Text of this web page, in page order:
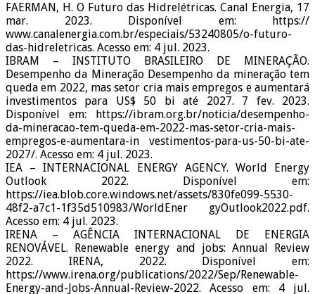
FAERMAN, H. O Futuro das Hidrelétricas. Canal Energia, 17
mar. 2023. Disponível em: https://
www.canalenergia.com.br/especiais/53240805/o-futuro-
das-hidreletricas. Acesso em: 4 jul. 2023.
IBRAM – INSTITUTO BRASILEIRO DE MINERAÇÃO.
Desempenho da Mineração Desempenho da mineração tem
queda em 2022, mas setor cria mais empregos e aumentará
investimentos para US$ 50 bi até 2027. 7 fev. 2023.
Disponível em: https://ibram.org.br/noticia/desempenho-
da-mineracao-tem-queda-em-2022-mas-setor-cria-mais-
empregos-e-aumentara-in vestimentos-para-us-50-bi-ate-
2027/. Acesso em: 4 jul. 2023.
IEA – INTERNACIONAL ENERGY AGENCY. World Energy
Outlook 2022. Disponível em:
https://iea.blob.core.windows.net/assets/830fe099-5530-
48f2-a7c1-1f35d510983/WorldEner gyOutlook2022.pdf.
Acesso em: 4 jul. 2023.
IRENA – AGÊNCIA INTERNACIONAL DE ENERGIA
RENOVÁVEL. Renewable energy and jobs: Annual Review
2022. IRENA, 2022. Disponível em:
https://www.irena.org/publications/2022/Sep/Renewable-
Energy-and-Jobs-Annual-Review-2022. Acesso em: 4 jul.